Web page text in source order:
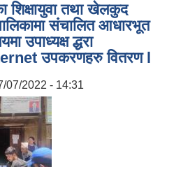
शिक्षायुवा तथा खेलकुद
संचालित आधारभूत
उपाध्यक्ष द्धरा
उपकरणहरु वितरण l
07/2022 - 14:31